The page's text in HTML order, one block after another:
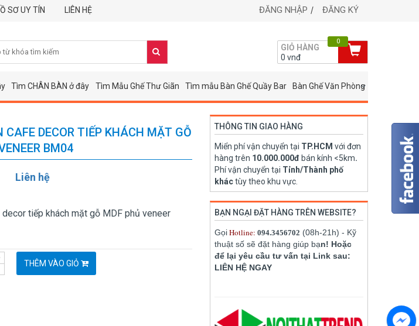
SƠ UY TÍN LIÊN HỆ ĐĂNG NHẬP ĐĂNG KÝ
GIỎ HÀNG
0 vnđ
0
Tìm CHÂN BÀN ở đây Tìm Mẫu Ghế Thư Giãn Tìm mẫu Bàn Ghế Quầy Bar Bàn Ghế Văn Phòng
CAFE DECOR TIẾP KHÁCH MẶT GỖ
BM04
Liên hệ
decor tiếp khách mặt gỗ MDF phủ veneer
THÊM VÀO GIỎ
THÔNG TIN GIAO HÀNG
Miển phí vận chuyển tại TP.HCM với đơn
hàng trên 10.000.000đ bán kính <5km.
Phí vận chuyển tại Tỉnh/Thành phố
kháctùy theo khu vực.
BẠN NGẠI ĐẶT HÀNG TRÊN WEBSITE?
GọiHotline: 094.3456702 (08h-21h) - Kỹ
thuật số sẽ đặt hàng giúp bạn! Hoặc
để lại yêu cầu tư vấn tại Link sau:
LIÊN HỆ NGAY